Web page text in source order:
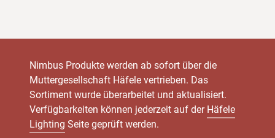
Nimbus Produkte werden ab sofort über die
Muttergesellschaft Häfele vertrieben. Das
Sortiment wurde überarbeitet und aktualisiert.
Verfügbarkeiten können jederzeit auf der Häfele
Lighting Seite geprüft werden.